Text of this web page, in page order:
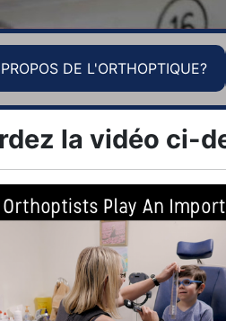
DE L'ORTHOPTIQUE?
la vidéo ci-